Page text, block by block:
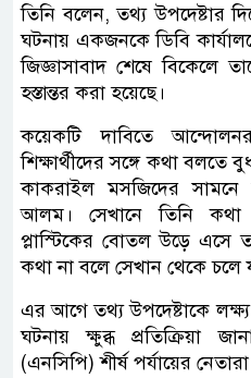
তিনি বলেন, তথ্য উপদেষ্টার
ঘটনায় একজনকে ডিবি
জিজ্ঞাসাবাদ শেষে বিকেলে
হস্তান্তর করা হয়েছে।
কয়েকটি দাবিতে
শিক্ষার্থীদের সঙ্গে কথা
কাকরাইল মসজিদের
আলম। সেখানে তিনি
প্লাস্টিকের বোতল উড়ে
কথা না বলে সেখান থেকে
এর আগে তথ্য উপদেষ্টাকে
ঘটনায় ক্ষুব্ধ প্রতিক্রিয়া
(এনসিপি) শীর্ষ পর্যায়ের